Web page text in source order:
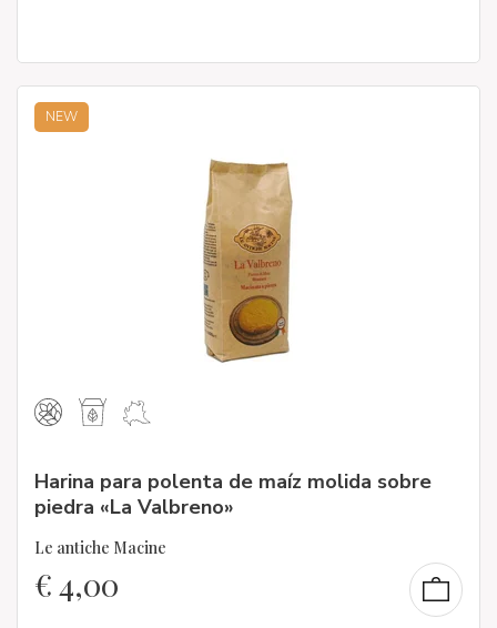
NEW
Harina para polenta de maíz molida sobre
piedra «La Valbreno»
Le antiche Macine
€4,00